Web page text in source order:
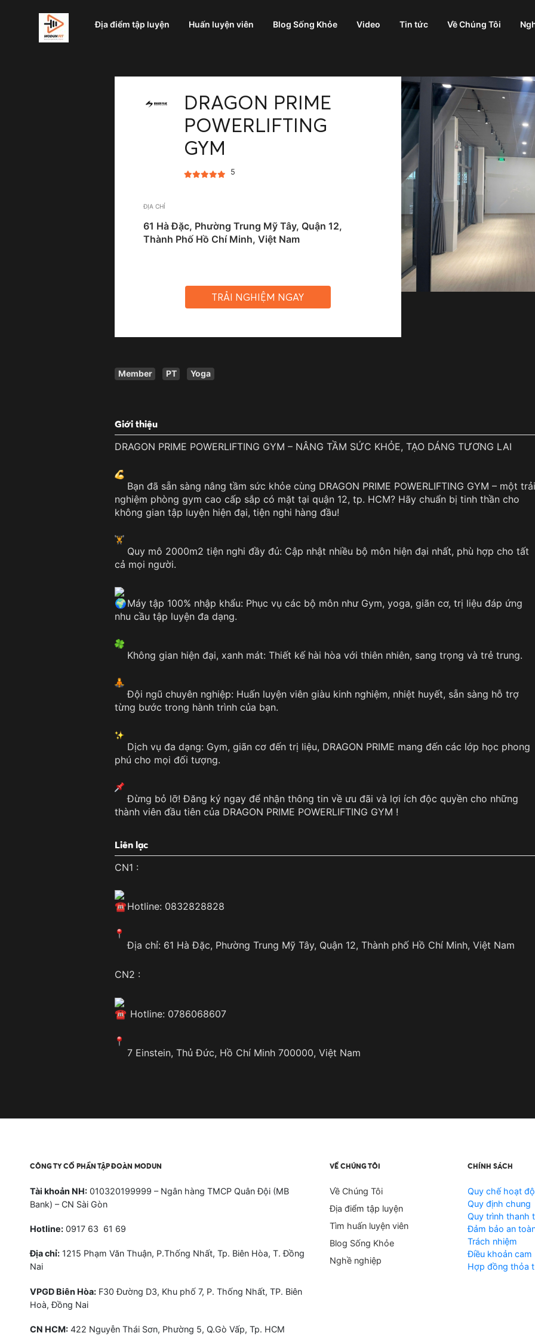
Địa điểm tập luyện Huấn luyện viên Blog Sống Khỏe Video Tin tức Về Chúng Tôi
DRAGON PRIME
POWERLIFTING
GYM
5
ĐỊA CHỈ
61 Hà Đặc, Phường Trung Mỹ Tây, Quận 12,
Thành Phố Hồ Chí Minh, Việt Nam
TRẢI NGHIỆM NGAY
Member PT Yoga
Giới thiệu
DRAGON PRIME POWERLIFTING GYM – NÂNG TẦM SỨC KHỎE, TẠO DÁNG TƯƠNG LAI
Bạn đã sẵn sàng nâng tầm sức khỏe cùng DRAGON PRIME POWERLIFTING GYM – một trải
nghiệm phòng gym cao cấp sắp có mặt tại quận 12, tp. HCM? Hãy chuẩn bị tinh thần cho
không gian tập luyện hiện đại, tiện nghi hàng đầu!
Quy mô 2000m2 tiện nghi đầy đủ: Cập nhật nhiều bộ môn hiện đại nhất, phù hợp cho tất
cả mọi người.
Máy tập 100% nhập khẩu: Phục vụ các bộ môn như Gym, yoga, giãn cơ, trị liệu đáp ứng
nhu cầu tập luyện đa dạng.
Không gian hiện đại, xanh mát: Thiết kế hài hòa với thiên nhiên, sang trọng và trẻ trung.
Đội ngũ chuyên nghiệp: Huấn luyện viên giàu kinh nghiệm, nhiệt huyết, sẵn sàng hỗ trợ
từng bước trong hành trình của bạn.
Dịch vụ đa dạng: Gym, giãn cơ đến trị liệu, DRAGON PRIME mang đến các lớp học phong
phú cho mọi đối tượng.
Đừng bỏ lỡ! Đăng ký ngay để nhận thông tin về ưu đãi và lợi ích độc quyền cho những
thành viên đầu tiên của DRAGON PRIME POWERLIFTING GYM !
Liên lạc
CN1 :
Hotline: 0832828828
Địa chỉ: 61 Hà Đặc, Phường Trung Mỹ Tây, Quận 12, Thành phố Hồ Chí Minh, Việt Nam
CN2 :
Hotline: 0786068607
7 Einstein, Thủ Đức, Hồ Chí Minh 700000, Việt Nam
CÔNG TY CỔ PHẦN TẬP ĐOÀN MODUN
Tài khoản NH: 010320199999 – Ngân hàng TMCP Quân Đội (MB
Bank) – CN Sài Gòn
Hotline: 0917 63 61 69
Địa chỉ: 1215 Phạm Văn Thuận, P.Thống Nhất, Tp. Biên Hòa, T. Đồng
Nai
VPGD Biên Hòa: F30 Đường D3, Khu phố 7, P. Thống Nhất, TP. Biên
Hoà, Đồng Nai
CN HCM: 422 Nguyễn Thái Sơn, Phường 5, Q.Gò Vấp, Tp. HCM
VỀ CHÚNG TÔI
Về Chúng Tôi
Địa điểm tập luyện
Tìm huấn luyện viên
Blog Sống Khỏe
Nghề nghiệp
CHÍNH SÁCH
Quy chế hoạt
Quy định chung
Quy trình thanh
Đảm bảo an
Trách nhiệm
Điều khoản cam
Hợp đồng thỏa